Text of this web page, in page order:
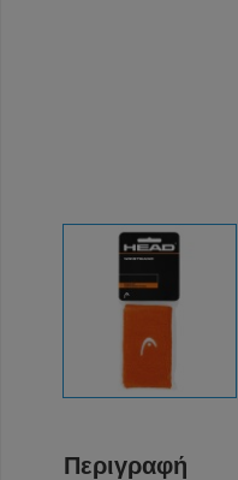
Περιγραφή